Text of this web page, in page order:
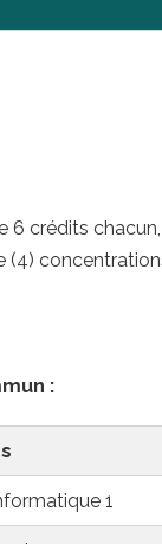
6 crédits
(4)
:
1